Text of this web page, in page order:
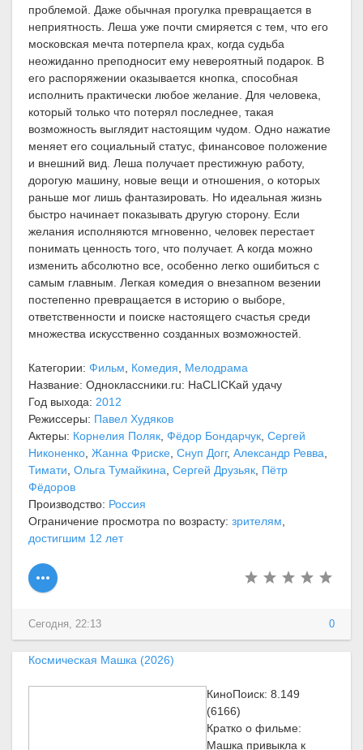
проблемой. Даже обычная прогулка превращается в
неприятность. Леша уже почти смиряется с тем, что его
московская мечта потерпела крах, когда судьба
неожиданно преподносит ему невероятный подарок. В
его распоряжении оказывается кнопка, способная
исполнить практически любое желание. Для человека,
который только что потерял последнее, такая
возможность выглядит настоящим чудом. Одно нажатие
меняет его социальный статус, финансовое положение
и внешний вид. Леша получает престижную работу,
дорогую машину, новые вещи и отношения, о которых
раньше мог лишь фантазировать. Но идеальная жизнь
быстро начинает показывать другую сторону. Если
желания исполняются мгновенно, человек перестает
понимать ценность того, что получает. А когда можно
изменить абсолютно все, особенно легко ошибиться с
самым главным. Легкая комедия о внезапном везении
постепенно превращается в историю о выборе,
ответственности и поиске настоящего счастья среди
множества искусственно созданных возможностей.
Категории: Фильм Комедия
Мелодрама
Название: Одноклассники.ru: НаCLICKай удачу
Год выхода: 2012
Режиссеры: Павел Худяков
Актеры: Корнелия Поляк Фёдор Бондарчук Сергей
Никоненко Жанна Фриске Снуп Догг, Александр Ревва
Тимати Ольга Тумайкина Сергей Друзьяк Пётр
Фёдоров
Производство: Россия
Ограничение просмотра по возрасту: зрителям
достигшим 12 лет
0
Сегодня, 22:13
Космическая Машка (2026)
КиноПоиск: 8.149
(6166)
Кратко о фильме:
Машка привыкла к